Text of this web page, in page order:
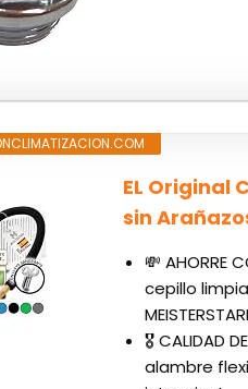
EL Original
sin
💸
cepillo
🎖️ CALIDAD
alambre